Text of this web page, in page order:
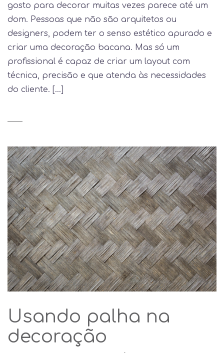
gosto para decorar muitas vezes parece até um
dom. Pessoas que não são arquitetos ou
designers, podem ter o senso estético apurado e
criar uma decoração bacana. Mas só um
profissional é capaz de criar um layout com
técnica, precisão e que atenda às necessidades
do cliente. […]
Usando palha na
decoração